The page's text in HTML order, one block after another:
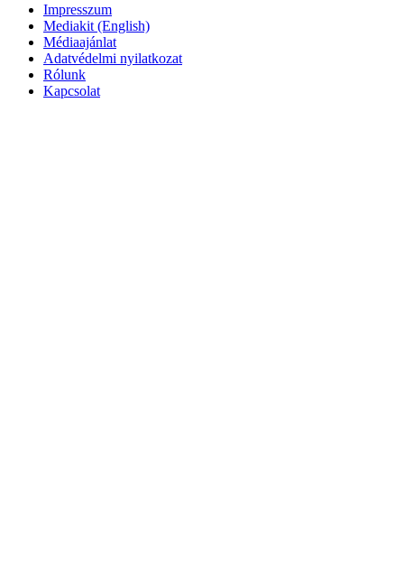
Impresszum
Mediakit (English)
Médiaajánlat
Adatvédelmi nyilatkozat
Rólunk
Kapcsolat